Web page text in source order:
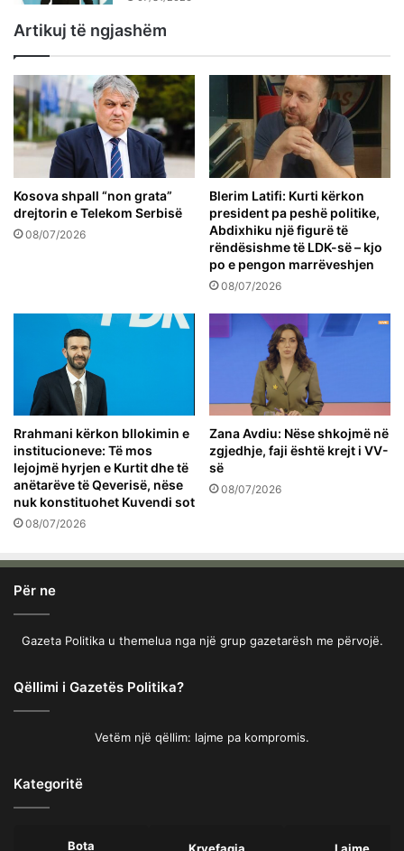
Artikuj të ngjashëm
Kosova shpall “non grata”
drejtorin e Telekom Serbisë
08/07/2026
Blerim Latifi: Kurti kërkon
president pa peshë politike,
Abdixhiku një figurë të
rëndësishme të LDK-së – kjo
po e pengon marrëveshjen
08/07/2026
Rrahmani kërkon bllokimin e
institucioneve: Të mos
lejojmë hyrjen e Kurtit dhe të
anëtarëve të Qeverisë, nëse
nuk konstituohet Kuvendi sot
08/07/2026
Zana Avdiu: Nëse shkojmë në
zgjedhje, faji është krejt i VV-
së
08/07/2026
Për ne
Gazeta Politika u themelua nga një grup gazetarësh me përvojë.
Qëllimi i Gazetës Politika?
Vetëm një qëllim: lajme pa kompromis.
Kategoritë
Bota